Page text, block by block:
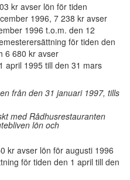
kr avser lön för tiden
1996, 7 238 kr avser
1996 t.o.m. den 12
för tiden den
6 680 kr avser
april 1995 till den 31 mars
från den 31 januari 1997, tills
med Rådhusrestauranten
lön och
kr avser lön för augusti 1996
för tiden den 1 april till den